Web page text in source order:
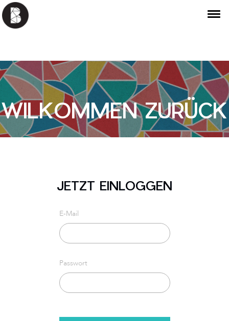
WILKOMMEN ZURÜCK
JETZT EINLOGGEN
E-Mail
Passwort